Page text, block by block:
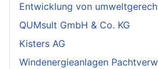
Entwicklung von
QUMsult GmbH & Co. KG
Kisters AG
Windenergieanlagen